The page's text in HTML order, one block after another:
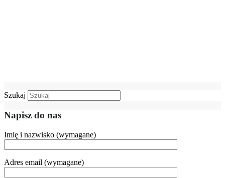
Szukaj
Napisz do nas
Imię i nazwisko (wymagane)
Adres email (wymagane)